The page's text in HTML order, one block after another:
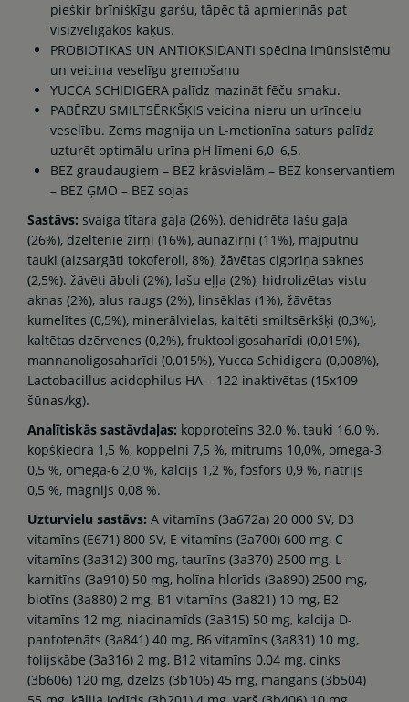
piešķir brīnišķīgu garšu, tāpēc tā apmierinās pat
visizvēlīgākos kaķus.
PROBIOTIKAS UN ANTIOKSIDANTI spēcina imūnsistēmu
un veicina veselīgu gremošanu
YUCCA SCHIDIGERA palīdz mazināt fēču smaku.
PABĒRZU SMILTSĒRKŠĶIS veicina nieru un urīnceļu
veselību. Zems magnija un L-metionīna saturs palīdz
uzturēt optimālu urīna pH līmeni 6,0–6,5.
BEZ graudaugiem – BEZ krāsvielām – BEZ konservantiem
– BEZ ĢMO – BEZ sojas
Sastāvs: svaiga tītara gaļa (26%), dehidrēta lašu gaļa
(26%), dzeltenie zirņi (16%), aunazirņi (11%), mājputnu
tauki (aizsargāti tokoferoli, 8%), žāvētas cigoriņa saknes
(2,5%). žāvēti āboli (2%), lašu eļļa (2%), hidrolizētas vistu
aknas (2%), alus raugs (2%), linsēklas (1%), žāvētas
kumelītes (0,5%), minerālvielas, kaltēti smiltsērkšķi (0,3%),
kaltētas dzērvenes (0,2%), fruktooligosaharīdi (0,015%),
mannanoligosaharīdi (0,015%), Yucca Schidigera (0,008%),
Lactobacillus acidophilus HA – 122 inaktivētas (15x109
šūnas/kg).
Analītiskās sastāvdaļas: kopproteīns 32,0 %, tauki 16,0 %,
kopšķiedra 1,5 %, koppelni 7,5 %, mitrums 10,0%, omega-3
0,5 %, omega-6 2,0 %, kalcijs 1,2 %, fosfors 0,9 %, nātrijs
0,5 %, magnijs 0,08 %.
Uzturvielu sastāvs: A vitamīns (3a672a) 20 000 SV, D3
vitamīns (E671) 800 SV, E vitamīns (3a700) 600 mg, C
vitamīns (3a312) 300 mg, taurīns (3a370) 2500 mg, L-
karnitīns (3a910) 50 mg, holīna hlorīds (3a890) 2500 mg,
biotīns (3a880) 2 mg, B1 vitamīns (3a821) 10 mg, B2
vitamīns 12 mg, niacinamīds (3a315) 50 mg, kalcija D-
pantotenāts (3a841) 40 mg, B6 vitamīns (3a831) 10 mg,
folijskābe (3a316) 2 mg, B12 vitamīns 0,04 mg, cinks
(3b606) 120 mg, dzelzs (3b106) 45 mg, mangāns (3b504)